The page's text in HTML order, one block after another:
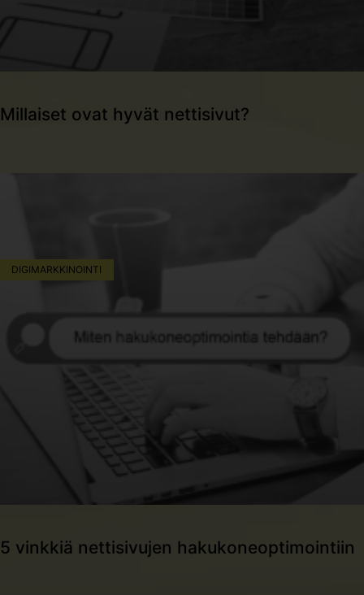
Millaiset ovat hyvät nettisivut?
DIGIMARKKINOINTI
5 vinkkiä nettisivujen hakukoneoptimointiin